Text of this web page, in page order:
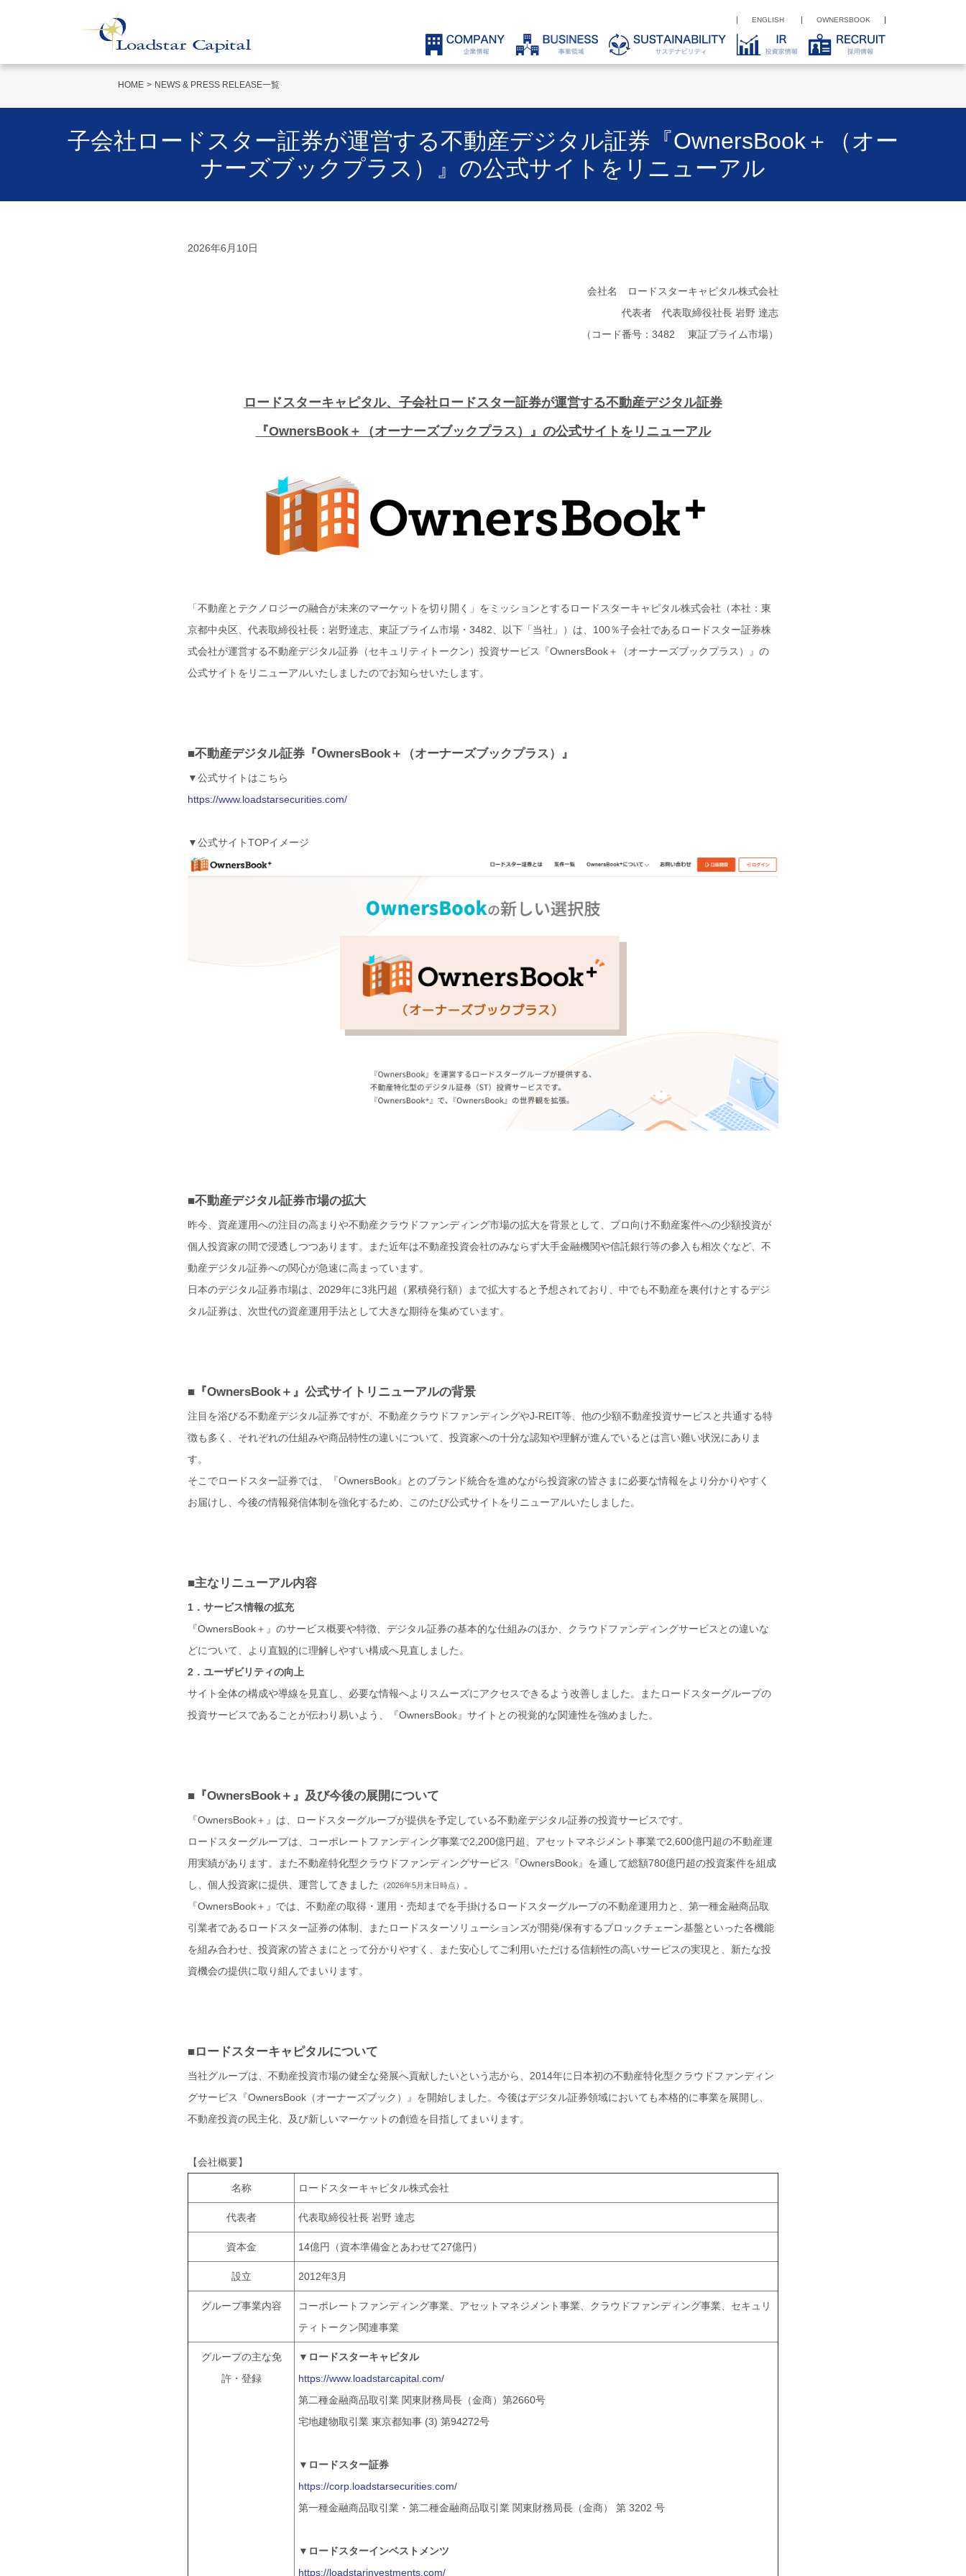
ENGLISH OWNERSBOOK
HOME NEWS & PRESS RELEASE一覧
子会社ロードスター証券が運営する不動産デジタル証券『OwnersBook＋（オー
ナーズブックプラス）』の公式サイトをリニューアル
2026年6月10日
会社名 ロードスターキャピタル株式会社
代表者 代表取締役社長 岩野 達志
（コード番号：3482 東証プライム市場）
ロードスターキャピタル、子会社ロードスター証券が運営する不動産デジタル証券
『OwnersBook＋（オーナーズブックプラス）』の公式サイトをリニューアル
「不動産とテクノロジーの融合が未来のマーケットを切り開く」をミッションとするロードスターキャピタル株式会社（本社：東
京都中央区、代表取締役社長：岩野達志、東証プライム市場・3482、以下「当社」）は、100％子会社であるロードスター証券株
式会社が運営する不動産デジタル証券（セキュリティトークン）投資サービス『OwnersBook＋（オーナーズブックプラス）』の
公式サイトをリニューアルいたしましたのでお知らせいたします。
■不動産デジタル証券『OwnersBook＋（オーナーズブックプラス）』
▼公式サイトはこちら
https://www.loadstarsecurities.com/
▼公式サイトTOPイメージ
■不動産デジタル証券市場の拡大
昨今、資産運用への注目の高まりや不動産クラウドファンディング市場の拡大を背景として、プロ向け不動産案件への少額投資が
個人投資家の間で浸透しつつあります。また近年は不動産投資会社のみならず大手金融機関や信託銀行等の参入も相次ぐなど、不
動産デジタル証券への関心が急速に高まっています。
日本のデジタル証券市場は、2029年に3兆円超（累積発行額）まで拡大すると予想されており、中でも不動産を裏付けとするデジ
タル証券は、次世代の資産運用手法として大きな期待を集めています。
■『OwnersBook＋』公式サイトリニューアルの背景
注目を浴びる不動産デジタル証券ですが、不動産クラウドファンディングやJ-REIT等、他の少額不動産投資サービスと共通する特
徴も多く、それぞれの仕組みや商品特性の違いについて、投資家への十分な認知や理解が進んでいるとは言い難い状況にありま
す。
そこでロードスター証券では、『OwnersBook』とのブランド統合を進めながら投資家の皆さまに必要な情報をより分かりやすく
お届けし、今後の情報発信体制を強化するため、このたび公式サイトをリニューアルいたしました。
■主なリニューアル内容
1．サービス情報の拡充
『OwnersBook＋』のサービス概要や特徴、デジタル証券の基本的な仕組みのほか、クラウドファンディングサービスとの違いな
どについて、より直観的に理解しやすい構成へ見直しました。
2．ユーザビリティの向上
サイト全体の構成や導線を見直し、必要な情報へよりスムーズにアクセスできるよう改善しました。またロードスターグループの
投資サービスであることが伝わり易いよう、『OwnersBook』サイトとの視覚的な関連性を強めました。
■『OwnersBook＋』及び今後の展開について
『OwnersBook＋』は、ロードスターグループが提供を予定している不動産デジタル証券の投資サービスです。
ロードスターグループは、コーポレートファンディング事業で2,200億円超、アセットマネジメント事業で2,600億円超の不動産運
用実績があります。また不動産特化型クラウドファンディングサービス『OwnersBook』を通して総額780億円超の投資案件を組成
し、個人投資家に提供、運営してきました
（2026年5月末日時点）
。
『OwnersBook＋』では、不動産の取得・運用・売却までを手掛けるロードスターグループの不動産運用力と、第一種金融商品取
引業者であるロードスター証券の体制、またロードスターソリューションズが開発/保有するブロックチェーン基盤といった各機能
を組み合わせ、投資家の皆さまにとって分かりやすく、また安心してご利用いただける信頼性の高いサービスの実現と、新たな投
資機会の提供に取り組んでまいります。
■ロードスターキャピタルについて
当社グループは、不動産投資市場の健全な発展へ貢献したいという志から、2014年に日本初の不動産特化型クラウドファンディン
グサービス『OwnersBook（オーナーズブック）』を開始しました。今後はデジタル証券領域においても本格的に事業を展開し、
不動産投資の民主化、及び新しいマーケットの創造を目指してまいります。
【会社概要】
名称 ロードスターキャピタル株式会社
代表者 代表取締役社長 岩野 達志
資本金 14億円（資本準備金とあわせて27億円）
設立 2012年3月
グループ事業内容
コーポレートファンディング事業、アセットマネジメント事業、クラウドファンディング事業、セキュリ
ティトークン関連事業
グループの主な免
許・登録
▼ロードスターキャピタル
https://www.loadstarcapital.com/
第二種金融商品取引業 関東財務局長（金商）第2660号
宅地建物取引業 東京都知事 (3) 第94272号
▼ロードスター証券
https://corp.loadstarsecurities.com/
第一種金融商品取引業・第二種金融商品取引業 関東財務局長（金商） 第 3202 号
▼ロードスターインベストメンツ
https://loadstarinvestments.com/